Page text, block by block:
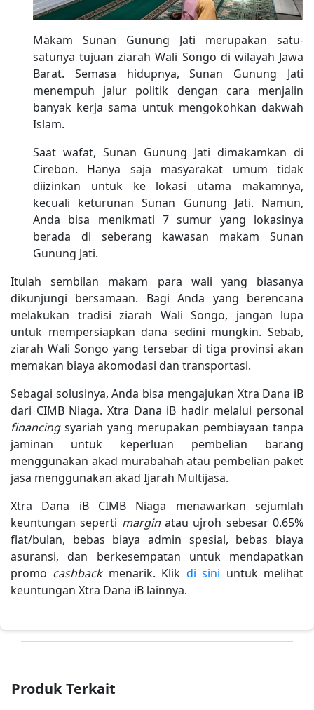
Makam Sunan Gunung Jati merupakan satu-
satunya tujuan ziarah Wali Songo di wilayah Jawa
Barat. Semasa hidupnya, Sunan Gunung Jati
menempuh jalur politik dengan cara menjalin
banyak kerja sama untuk mengokohkan dakwah
Islam.
Saat wafat, Sunan Gunung Jati dimakamkan di
Cirebon. Hanya saja masyarakat umum tidak
diizinkan untuk ke lokasi utama makamnya,
kecuali keturunan Sunan Gunung Jati. Namun,
Anda bisa menikmati 7 sumur yang lokasinya
berada di seberang kawasan makam Sunan
Gunung Jati.
Itulah sembilan makam para wali yang biasanya
dikunjungi bersamaan. Bagi Anda yang berencana
melakukan tradisi ziarah Wali Songo, jangan lupa
untuk mempersiapkan dana sedini mungkin. Sebab,
ziarah Wali Songo yang tersebar di tiga provinsi akan
memakan biaya akomodasi dan transportasi.
Sebagai solusinya, Anda bisa mengajukan Xtra Dana iB
dari CIMB Niaga. Xtra Dana iB hadir melalui personal
financing syariah yang merupakan pembiayaan tanpa
jaminan untuk keperluan pembelian barang
menggunakan akad murabahah atau pembelian paket
jasa menggunakan akad Ijarah Multijasa.
Xtra Dana iB CIMB Niaga menawarkan sejumlah
keuntungan seperti marginatau ujroh sebesar 0.65%
flat/bulan, bebas biaya admin spesial, bebas biaya
asuransi, dan berkesempatan untuk mendapatkan
promo cashbackmenarik. Klik di sini untuk melihat
keuntungan Xtra Dana iB lainnya.
Produk Terkait